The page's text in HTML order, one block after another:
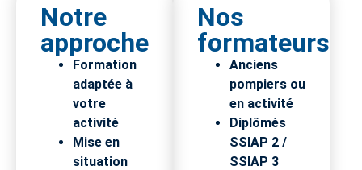
Notre
approche
Formation
adaptée à
votre
activité
Mise en
situation
Nos
formateurs
Anciens
pompiers ou
en activité
Diplômés
SSIAP 2 /
SSIAP 3